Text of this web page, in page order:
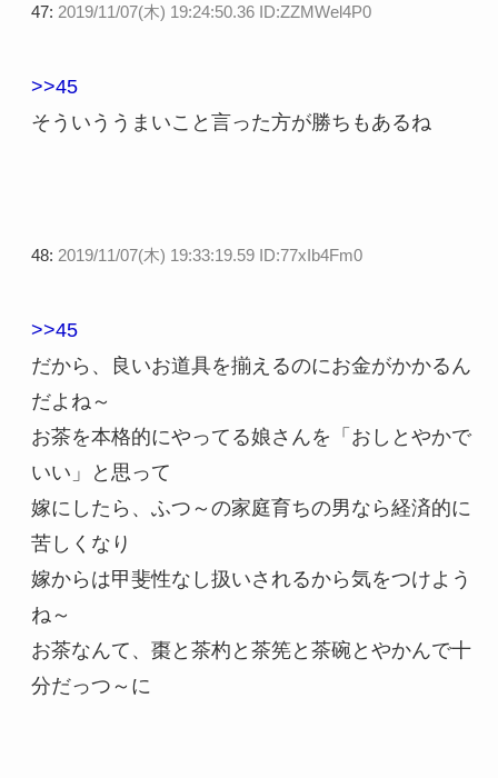
47: 2019/11/07(木) 19:24:50.36 ID:ZZMWel4P0
>>45
そういううまいこと言った方が勝ちもあるね
48: 2019/11/07(木) 19:33:19.59 ID:77xIb4Fm0
>>45
だから、良いお道具を揃えるのにお金がかかるん
だよね～
お茶を本格的にやってる娘さんを「おしとやかで
いい」と思って
嫁にしたら、ふつ～の家庭育ちの男なら経済的に
苦しくなり
嫁からは甲斐性なし扱いされるから気をつけよう
ね～
お茶なんて、棗と茶杓と茶筅と茶碗とやかんで十
分だっつ～に